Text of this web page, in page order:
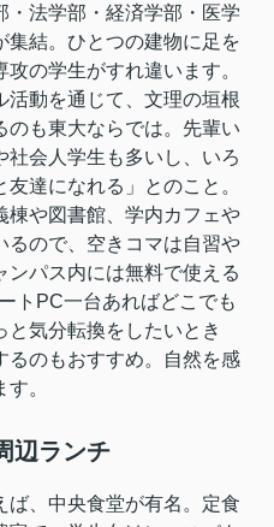
・法学部・経済学部・医学
集結。ひとつの建物に足を
の学生がすれ違います。
活動を通じて、文理の垣根
のも東大ならでは。先輩い
社会人学生も多いし、いろ
達になれる」とのこと。
棟や図書館、学内カフェや
るので、空きコマは自習や
ンパス内には無料で使える
トPC一台あればどこでも
気分転換をしたいとき
るのもおすすめ。自然を感
。
辺ランチ
ば、中央食堂が有名。定食